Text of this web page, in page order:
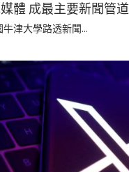
體 成最主要新聞管道
牛津大學路透新聞...